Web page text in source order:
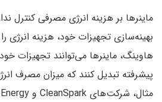
ماینرها بر هزینه انرژی مصرفی کنترل
بهینه‌سازی تجهیزات خود، هزینه انرژی
هاوینگ، ماینرها می‌توانند تجهیزات
پیشرفته‌ تبدیل کنند که میزان مصرف